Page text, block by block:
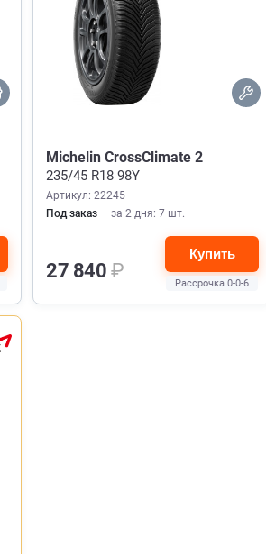
Michelin CrossClimate 2
235/45 R18 98Y
Артикул: 22245
Под заказ — за 2 дня: 7 шт.
27 840 ₽
Купить
Рассрочка 0-0-6